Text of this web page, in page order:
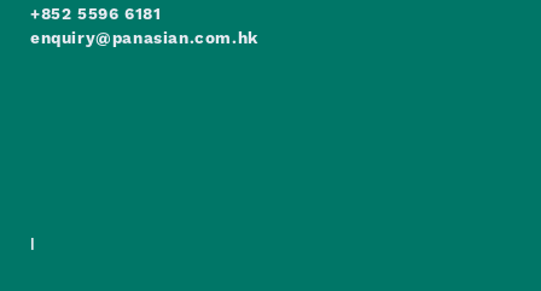
+852 5596 6181
enquiry@panasian.com.hk